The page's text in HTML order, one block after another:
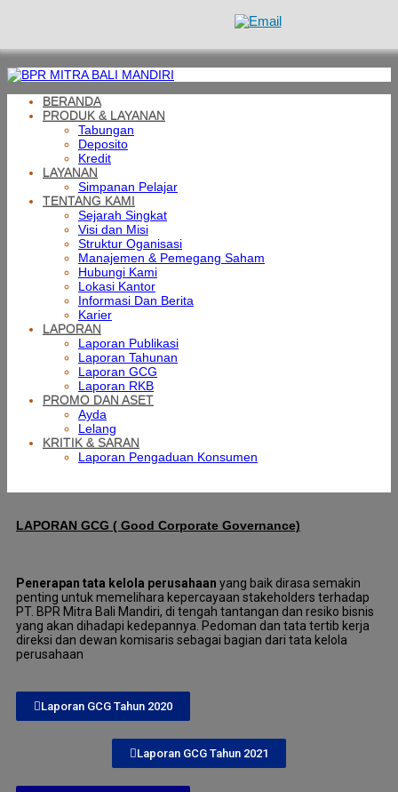
BERANDA
PRODUK & LAYANAN
Tabungan
Deposito
Kredit
LAYANAN
Simpanan Pelajar
TENTANG KAMI
Sejarah Singkat
Visi dan Misi
Struktur Oganisasi
Manajemen & Pemegang Saham
Hubungi Kami
Lokasi Kantor
Informasi Dan Berita
Karier
LAPORAN
Laporan Publikasi
Laporan Tahunan
Laporan GCG
Laporan RKB
PROMO DAN ASET
Ayda
Lelang
KRITIK & SARAN
Laporan Pengaduan Konsumen
LAPORAN GCG ( Good Corporate Governance)
Penerapan tata kelola perusahaan yang baik dirasa semakin
penting untuk memelihara kepercayaan stakeholders terhadap
PT. BPR Mitra Bali Mandiri, di tengah tantangan dan resiko bisnis
yang akan dihadapi kedepannya. Pedoman dan tata tertib kerja
direksi dan dewan komisaris sebagai bagian dari tata kelola
perusahaan
Laporan GCG Tahun 2020
Laporan GCG Tahun 2021